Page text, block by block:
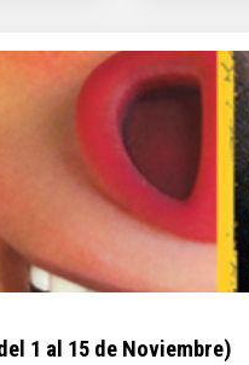
1 al 15 de Noviembre)